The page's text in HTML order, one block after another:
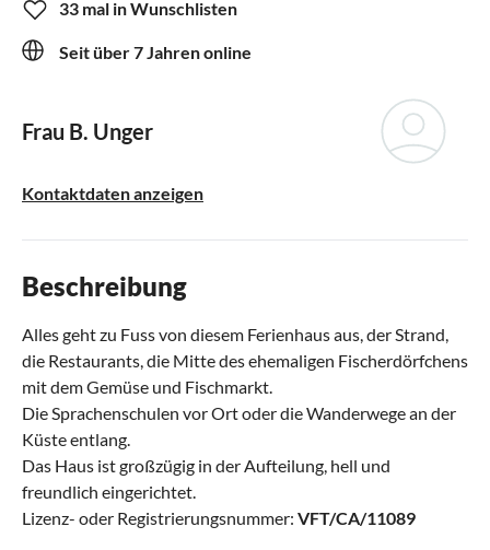
33 mal in Wunschlisten
Seit über 7 Jahren online
Frau B. Unger
Kontaktdaten anzeigen
Beschreibung
Alles geht zu Fuss von diesem Ferienhaus aus, der Strand,
die Restaurants, die Mitte des ehemaligen Fischerdörfchens
mit dem Gemüse und Fischmarkt.
Die Sprachenschulen vor Ort oder die Wanderwege an der
Küste entlang.
Das Haus ist großzügig in der Aufteilung, hell und
freundlich eingerichtet.
Lizenz- oder Registrierungsnummer: VFT/CA/11089